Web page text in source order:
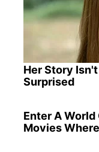
Her Story
Surprised
Enter A
Movies